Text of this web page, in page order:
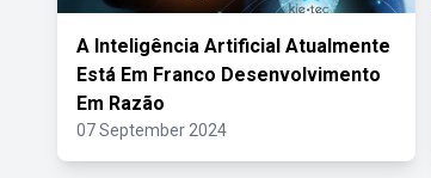
A Inteligência Artificial Atualmente
Está Em Franco Desenvolvimento
Em Razão
07 September 2024